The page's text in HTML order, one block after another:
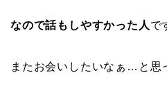
なので話もしやすかった人 で
またお会いしたいなぁ…と思